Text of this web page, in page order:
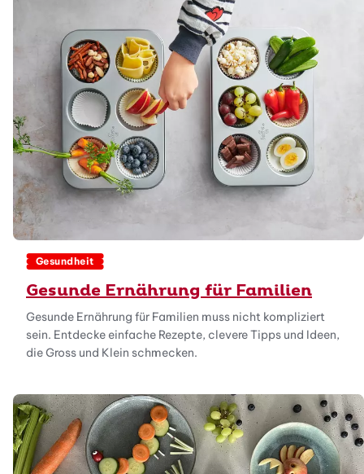
Gesundheit
Gesunde Ernährung für Familien
Gesunde Ernährung für Familien muss nicht kompliziert
sein. Entdecke einfache Rezepte, clevere Tipps und Ideen,
die Gross und Klein schmecken.